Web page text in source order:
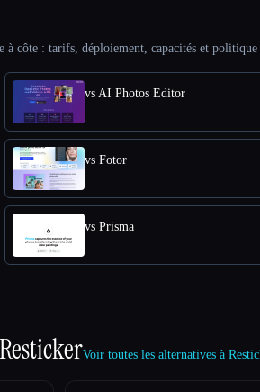
côte : tarifs, déploiement, capacités et politique
vs AI Photos Editor
vs Fotor
vs Prisma
RestickerVoir toutes les alternatives à